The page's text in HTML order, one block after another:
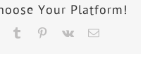
Your Platform!